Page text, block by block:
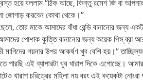
হয়ে বললাম “ঠিক আছে, কিন্তু রমেশ জি বা
জোগাড় করবেন কোথা থেকে।”
তোর মাকে আমাদের বাঁধা রেন্ডি বানানোর জন্য
পোশাক কুত্তি বানানোর জন্য কয়েক পিস্ ব্রা
মাগিদের গয়নার উপর আকর্ষণ খুব বেশি হয়।”
পারছি এই ব্যাপারটা খুব খারাপ দিকে এগোচ্ছে।
খারাপ চরিত্রের মহিলা নয় বরং এই কয়েকটা নোংরা